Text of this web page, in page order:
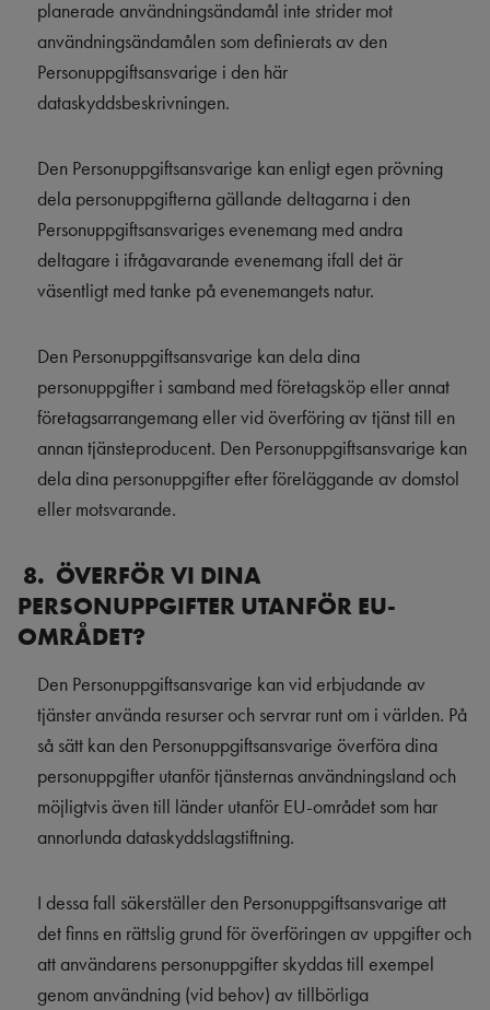
planerade användningsändamål inte strider mot
användningsändamålen som definierats av den
Personuppgiftsansvarige i den här
dataskyddsbeskrivningen.
Den Personuppgiftsansvarige kan enligt egen prövning
dela personuppgifterna gällande deltagarna i den
Personuppgiftsansvariges evenemang med andra
deltagare i ifrågavarande evenemang ifall det är
väsentligt med tanke på evenemangets natur.
Den Personuppgiftsansvarige kan dela dina
personuppgifter i samband med företagsköp eller annat
företagsarrangemang eller vid överföring av tjänst till en
annan tjänsteproducent. Den Personuppgiftsansvarige kan
dela dina personuppgifter efter föreläggande av domstol
eller motsvarande.
8. ÖVERFÖR VI DINA
PERSONUPPGIFTER UTANFÖR EU-
OMRÅDET?
Den Personuppgiftsansvarige kan vid erbjudande av
tjänster använda resurser och servrar runt om i världen. På
så sätt kan den Personuppgiftsansvarige överföra dina
personuppgifter utanför tjänsternas användningsland och
möjligtvis även till länder utanför EU-området som har
annorlunda dataskyddslagstiftning.
I dessa fall säkerställer den Personuppgiftsansvarige att
det finns en rättslig grund för överföringen av uppgifter och
att användarens personuppgifter skyddas till exempel
genom användning (vid behov) av tillbörliga